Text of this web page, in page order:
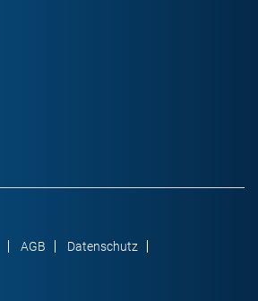
AGB
Datenschutz